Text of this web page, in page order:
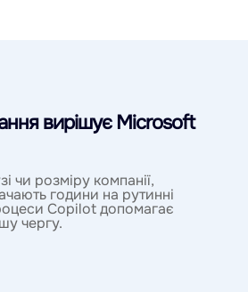
вирішує Microsoft
чи розміру компанії,
години на рутинні
Copilot допомагає
чергу.